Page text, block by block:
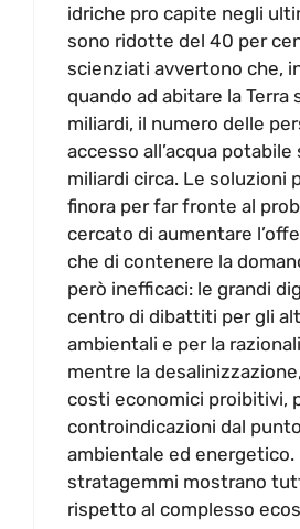
idriche pro capite negli
sono ridotte del 40 per
scienziati avvertono che,
quando ad abitare la Terra
miliardi, il numero delle
accesso all’acqua potabile
miliardi circa. Le soluzioni
finora per far fronte al
cercato di aumentare
che di contenere la
però inefficaci: le grandi
centro di dibattiti per gli
ambientali e per la
mentre la
costi economici proibitivi,
controindicazioni dal
ambientale ed energetico.
stratagemmi mostrano
rispetto al complesso